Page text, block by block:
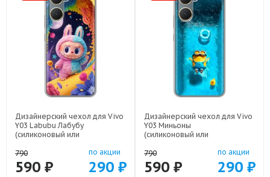
Дизайнерский чехол для Vivo
Y03 Labubu Лабубу
(силиконовый или
арт: 83104-22595
790
590 ₽
по акции
290 ₽
Дизайнерский чехол для Vivo
Y03 Миньоны
(силиконовый или
арт: 83104-22528
790
590 ₽
по акции
290 ₽